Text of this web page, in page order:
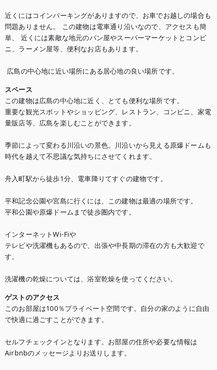
近くにはコインパーキングがありますので、お車でお越しの場合も
問題ありません。 この建物は電車通り沿いなので、アクセスも簡
単、 近くには素敵な地元のパン屋やスーパーマーケットとコンビ
ニ、ラーメン屋等、便利なお店もあります。
広島の中心地に近い場所にある居心地の良い場所です。
スペース
この建物は広島の中心地に近く、とても便利な場所です。
重要な観光スポットやショッピング、レストラン、コンビニ、家電
量販店等、広島を楽しむことができます。
季節によって変わる川沿いの景色。川沿いから見える原爆ドームも
時代を越えて不思議な気持ちにさせてくれます。
舟入町駅から徒歩1分、電車降りてすぐの建物です。
平和記念公園や宮島に行くには、この建物は最適の場所です。
平和公園や原爆ドームまで徒歩圏内です。
インターネットWi-Fiや
テレビや洗濯機もあるので、出張や中長期の滞在の方も大歓迎で
す。
洗濯機の乾燥については、浴室乾燥を使ってください。
ゲストのアクセス
このお部屋は100％プライベート空間です。自分の家のように自由
で快適に過ごすことができます。
セルフチェックインとなります。お部屋の住所や必要な情報は
Airbnbのメッセージよりお送りします。